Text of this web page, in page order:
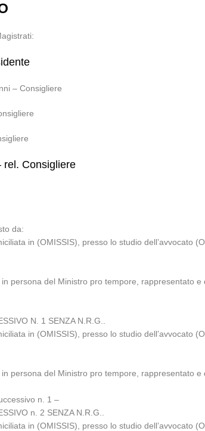
– Consigliere
rel. Consigliere
da:
in (OMISSIS), presso lo studio dell’avvocato
persona del Ministro pro tempore, rappresentato
N. 1 SENZA N.R.G..
in (OMISSIS), presso lo studio dell’avvocato
persona del Ministro pro tempore, rappresentato
n. 1 –
n. 2 SENZA N.R.G..
in (OMISSIS), presso lo studio dell’avvocato